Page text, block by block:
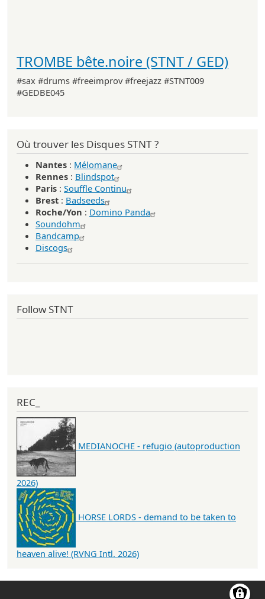
TROMBE bête.noire (STNT / GED)
#sax #drums #freeimprov #freejazz #STNT009
#GEDBE045
Où trouver les Disques STNT ?
Nantes : Mélomane
Rennes : Blindspot
Paris : Souffle Continu
Brest : Badseeds
Roche/Yon : Domino Panda
Soundohm
Bandcamp
Discogs
Follow STNT
REC_
MEDIANOCHE - refugio (autoproduction
2026)
HORSE LORDS - demand to be taken to
heaven alive! (RVNG Intl. 2026)